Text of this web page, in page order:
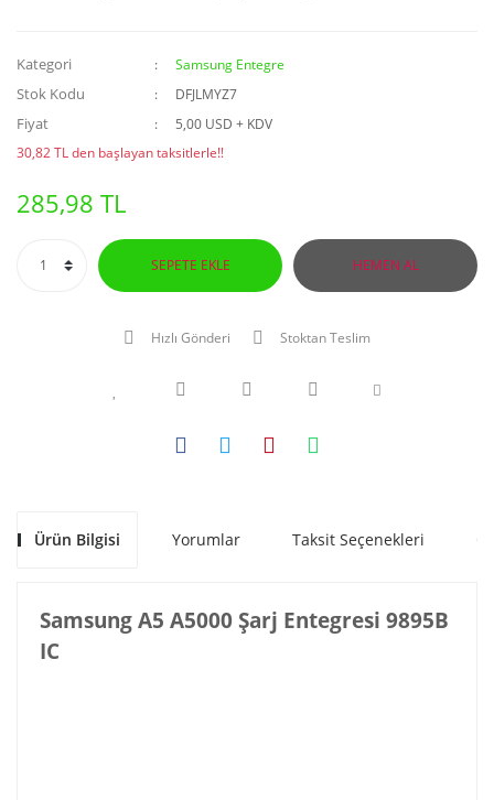
Kategori Samsung Entegre
Stok Kodu DFJLMYZ7
Fiyat
5,00 USD + KDV
30,82 TL den başlayan taksitlerle!!
285,98 TL
SEPETE EKLE HEMEN AL
Hızlı Gönderi Stoktan Teslim
Ürün Bilgisi Yorumlar Taksit Seçenekleri
Samsung A5 A5000 Şarj Entegresi 9895B
IC